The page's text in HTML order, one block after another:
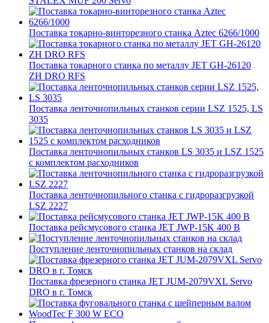
Поставка токарно-винторезного станка Aztec 6266/1000
Поставка токарного станка по металлу JET GH-26120
ZH DRO RFS
Поставка ленточнопильных станков серии LSZ 1525, LS
3035
Поставка ленточнопильных станков LS 3035 и LSZ 1525
с комплектом расходников
Поставка ленточнопильного станка c гидроразгрузкой
LSZ 2227
Поставка рейсмусового станка JET JWP-15K 400 В
Поступление ленточнопильных станков на склад
Поставка фрезерного станка JET JUM-2079VXL Servo
DRO в г. Томск